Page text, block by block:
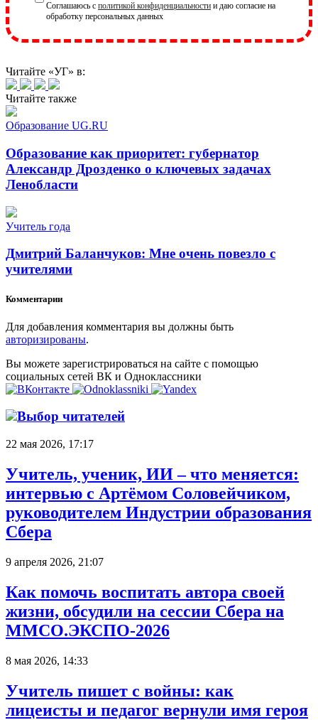
Соглашаюсь с политикой конфиденциальности и даю согласие на
обработку персональных данных
Читайте «УГ» в:
Читайте также
Образование UG.RU
Образование как приоритет: губернатор
Александр Дрозденко о ключевых задачах
Ленобласти
Учитель года
Дмитрий Баланчуков: Мне очень повезло с
учителями
Комментарии
Для добавления комментария вы должны быть
авторизированы.
Вы можете зарегистрироваться на сайте с помощью
социальных сетей ВК и Одноклассники
Выбор читателей
22 мая 2026, 17:17
Учитель, ученик, ИИ – что меняется:
интервью с Артёмом Соловейчиком,
руководителем Индустрии образования
Сбера
9 апреля 2026, 21:07
Как помочь воспитать автора своей
жизни, обсудили на сессии Сбера на
ММСО.ЭКСПО-2026
8 мая 2026, 14:33
Учитель пишет с войны: как
лицеисты и педагог вернули имя героя